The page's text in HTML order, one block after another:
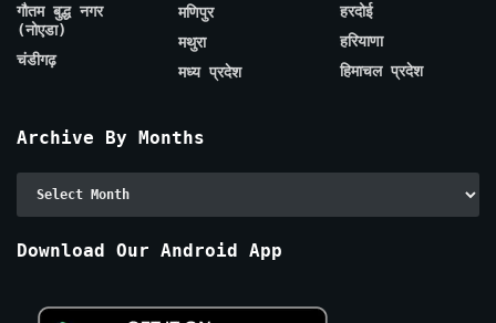
गौतम बुद्ध नगर
(नोएडा)
चंडीगढ़
मणिपुर
मथुरा
मध्य प्रदेश
हरदोई
हरियाणा
हिमाचल प्रदेश
Archive By Months
Download Our Android App